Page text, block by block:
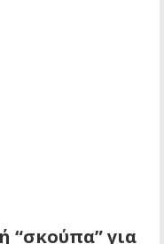
“σκούπα” για